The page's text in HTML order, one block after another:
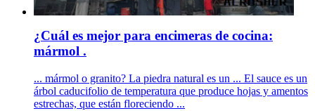
¿Cuál es mejor para encimeras de cocina:
mármol .
... mármol o granito? La piedra natural es un ... El sauce es un
árbol caducifolio de temperatura que produce hojas y amentos
estrechas, que están floreciendo ...